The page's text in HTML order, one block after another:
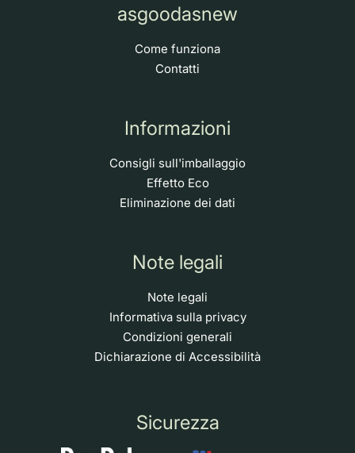
asgoodasnew
Come funziona
Contatti
Informazioni
Consigli sull'imballaggio
Effetto Eco
Eliminazione dei dati
Note legali
Note legali
Informativa sulla privacy
Condizioni generali
Dichiarazione di Accessibilità
Sicurezza